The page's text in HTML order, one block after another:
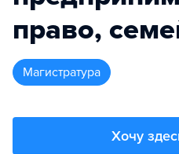
право,
магистратура
Хочу